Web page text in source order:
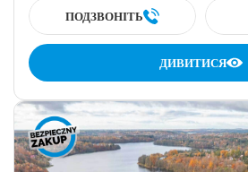
ПОДЗВОНІТЬ
ДИВИТИСЯ